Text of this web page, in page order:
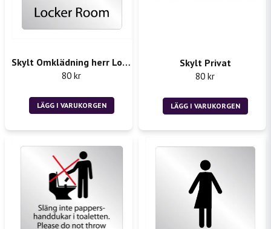
Skylt Omklädning herr Locker Room
80 kr
LÄGG I VARUKORGEN
Skylt Privat
80 kr
LÄGG I VARUKORGEN